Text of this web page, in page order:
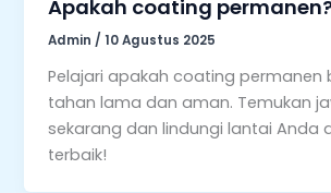
Apakah coating
Admin /10 Agustus 2025
Pelajari apakah coating permanen
tahan lama dan aman. Temukan
sekarang dan lindungi lantai Anda
terbaik!